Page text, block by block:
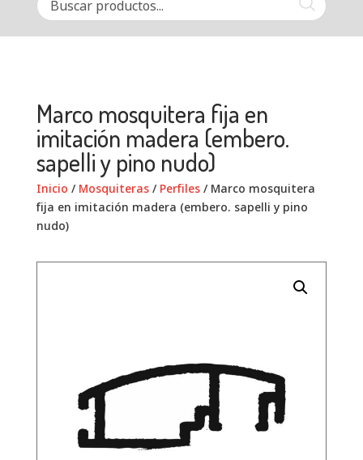
Marco mosquitera fija en
imitación madera (embero.
sapelli y pino nudo)
Inicio / Mosquiteras/ Perfiles/ Marco mosquitera
fija en imitación madera (embero. sapelli y pino
nudo)